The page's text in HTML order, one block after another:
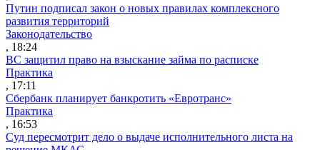
Путин подписал закон о новых правилах комплексного
развития территорий
Законодательство
, 18:24
ВС защитил право на взыскание займа по расписке
Практика
, 17:11
Сбербанк планирует банкротить «Евротранс»
Практика
, 16:53
Суд пересмотрит дело о выдаче исполнительного листа на